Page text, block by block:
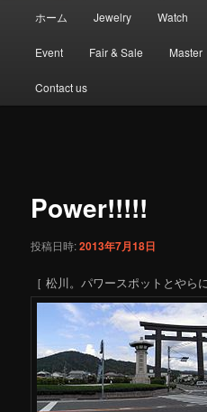
ュ
ホーム Jewelry Watch
Event Fair & Sale Master
Contact us
Power!!!!!
投稿日時:2013年7月18日
［ 松川。パワースポットとやら